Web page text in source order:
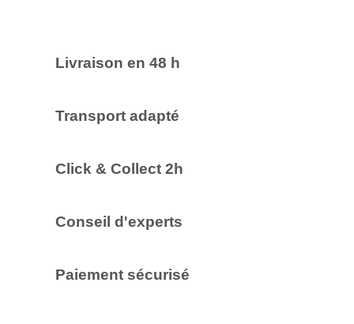
Livraison en 48 h
Transport adapté
Click & Collect 2h
Conseil d'experts
Paiement sécurisé